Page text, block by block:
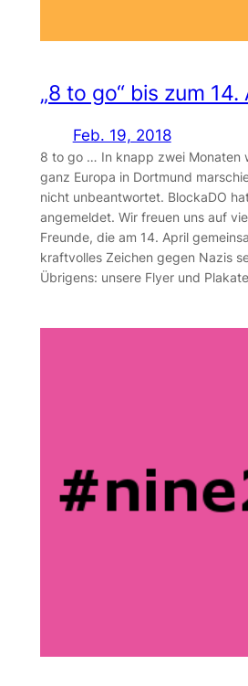
„8 to go“ bis zum 14.
Feb. 19, 2018
8 to go … In knapp zwei Monaten
ganz Europa in Dortmund
nicht unbeantwortet. BlockaDO
angemeldet. Wir freuen uns auf
Freunde, die am 14. April
kraftvolles Zeichen gegen Nazis
Übrigens: unsere Flyer und